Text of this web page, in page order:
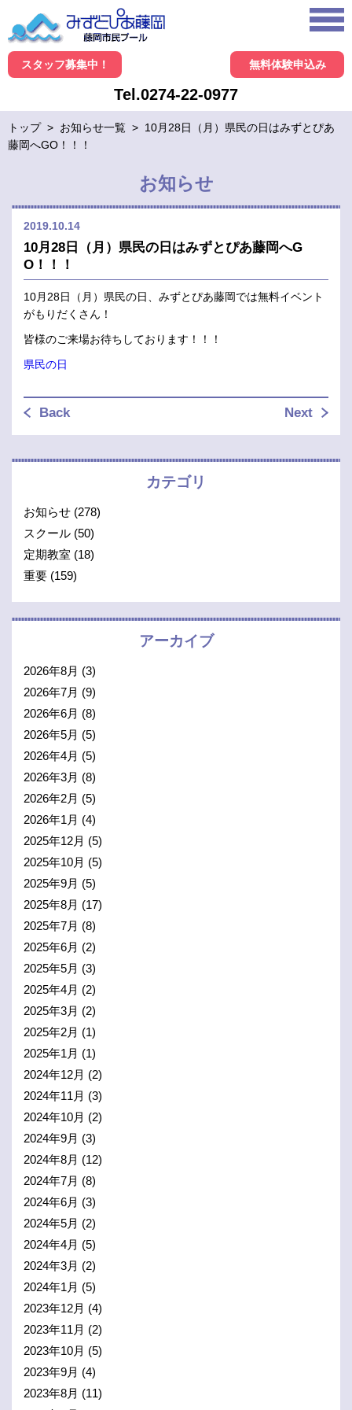
スタッフ募集中！ 無料体験申込み
Tel.0274-22-0977
トップ > お知らせ一覧 > 10月28日（月）県民の日はみずとぴあ
藤岡へGO！！！
お知らせ
2019.10.14
10月28日（月）県民の日はみずとぴあ藤岡へG
O！！！
10月28日（月）県民の日、みずとぴあ藤岡では無料イベント
がもりだくさん！
皆様のご来場お待ちしております！！！
県民の日
Back Next
カテゴリ
お知らせ (278)
スクール (50)
定期教室 (18)
重要 (159)
アーカイブ
2026年8月 (3)
2026年7月 (9)
2026年6月 (8)
2026年5月 (5)
2026年4月 (5)
2026年3月 (8)
2026年2月 (5)
2026年1月 (4)
2025年12月 (5)
2025年10月 (5)
2025年9月 (5)
2025年8月 (17)
2025年7月 (8)
2025年6月 (2)
2025年5月 (3)
2025年4月 (2)
2025年3月 (2)
2025年2月 (1)
2025年1月 (1)
2024年12月 (2)
2024年11月 (3)
2024年10月 (2)
2024年9月 (3)
2024年8月 (12)
2024年7月 (8)
2024年6月 (3)
2024年5月 (2)
2024年4月 (5)
2024年3月 (2)
2024年1月 (5)
2023年12月 (4)
2023年11月 (2)
2023年10月 (5)
2023年9月 (4)
2023年8月 (11)